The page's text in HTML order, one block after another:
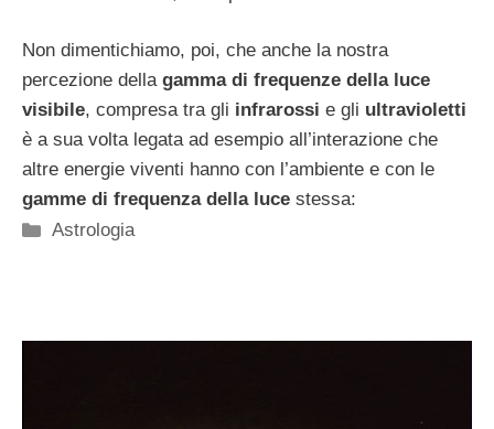
Non dimentichiamo, poi, che anche la nostra
percezione della gamma di frequenze della luce
visibile, compresa tra gli infrarossi e gli ultravioletti
è a sua volta legata ad esempio all’interazione che
altre energie viventi hanno con l’ambiente e con le
gamme di frequenza della luce stessa:
Categorie
Astrologia